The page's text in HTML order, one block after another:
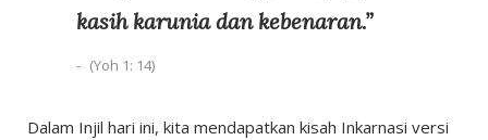
kasih karunia dan kebenaran.”
(Yoh 1: 14)
Dalam Injil hari ini, kita mendapatkan kisah Inkarnasi versi